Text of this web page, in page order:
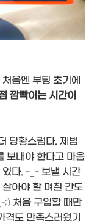
음엔 부팅 초기에
깜빡이는 시간이
당황스럽다. 제법
보내야 한다고 마음
있다. -_- 보낼 시간
아야 할 며칠 간도
;) 처음 구입할 때만
도 만족스러웠기